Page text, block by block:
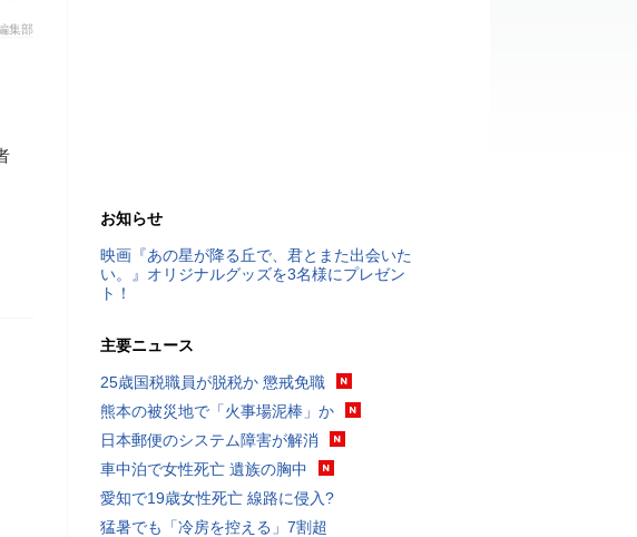
集部
お知らせ
映画『あの星が降る丘で、君とまた出会いた
い。』オリジナルグッズを3名様にプレゼン
ト！
主要ニュース
25歳国税職員が脱税か 懲戒免職
熊本の被災地で「火事場泥棒」か
日本郵便のシステム障害が解消
車中泊で女性死亡 遺族の胸中
愛知で19歳女性死亡 線路に侵入?
猛暑でも「冷房を控える」7割超